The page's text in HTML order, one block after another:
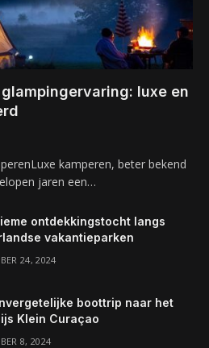
luxe en
kamperen, beter bekend
jaren een…
ontdekkingstocht langs
vakantieparken
24, 2024
boottrip naar het
Klein Curaçao
8, 2024